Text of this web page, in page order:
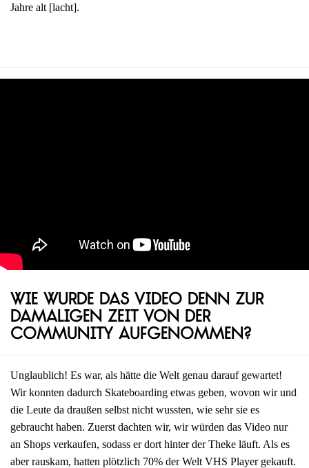
Jahre alt [lacht].
Wie wurde das Video denn zur
damaligen Zeit von der
Community aufgenommen?
Unglaublich! Es war, als hätte die Welt genau darauf gewartet!
Wir konnten dadurch Skateboarding etwas geben, wovon wir und
die Leute da draußen selbst nicht wussten, wie sehr sie es
gebraucht haben. Zuerst dachten wir, wir würden das Video nur
an Shops verkaufen, sodass er dort hinter der Theke läuft. Als es
aber rauskam, hatten plötzlich 70% der Welt VHS Player gekauft.